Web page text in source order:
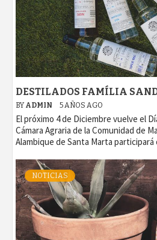
DESTILADOS FAMÍLIA
BY ADMIN 5 AÑOS AGO
El próximo 4 de Diciembre vuelve el
Cámara Agraria de la Comunidad de
Alambique de Santa Marta participará
NOTICIAS